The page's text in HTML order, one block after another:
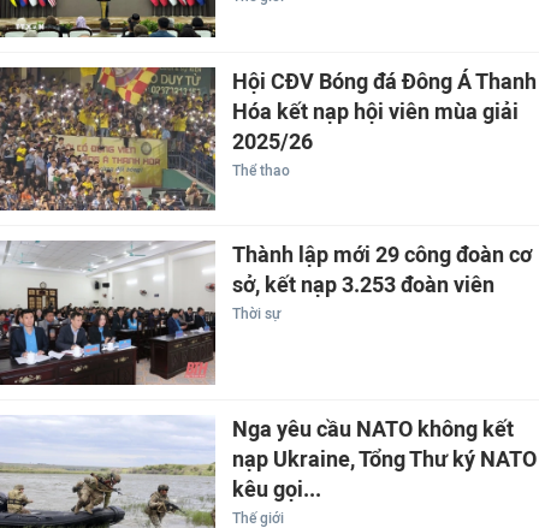
Hội CĐV Bóng đá Đông Á Thanh
Hóa kết nạp hội viên mùa giải
2025/26
Thể thao
Thành lập mới 29 công đoàn cơ
sở, kết nạp 3.253 đoàn viên
Thời sự
Nga yêu cầu NATO không kết
nạp Ukraine, Tổng Thư ký NATO
kêu gọi...
Thế giới